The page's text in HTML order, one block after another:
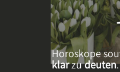
Horoskope
klarzudeuten.